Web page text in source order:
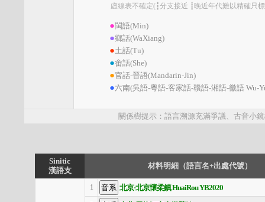
虛線表不確定(┇分支接近 ┋晚近年代難以精確只標
●閩語(Min)
●鄉話(WaXiang)
●土話(Tu)
●畬話(She)
●官話-晉語(Mandarin-Jin)
●六南(吳語-粵語-客家話-贛語-湘語-徽語 Wu-
關係樹提示：語言溯源充滿爭議、古音小
Sinitic
漢語支
材料明細（語言名+出處代號）
1 北京·北京懷柔鎮 HuaiRou YB2020